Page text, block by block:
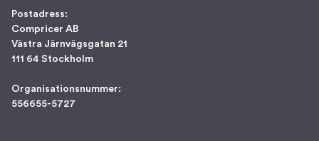
Postadress:
Compricer AB
Västra Järnvägsgatan 21
111 64 Stockholm
Organisationsnummer:
556655-5727